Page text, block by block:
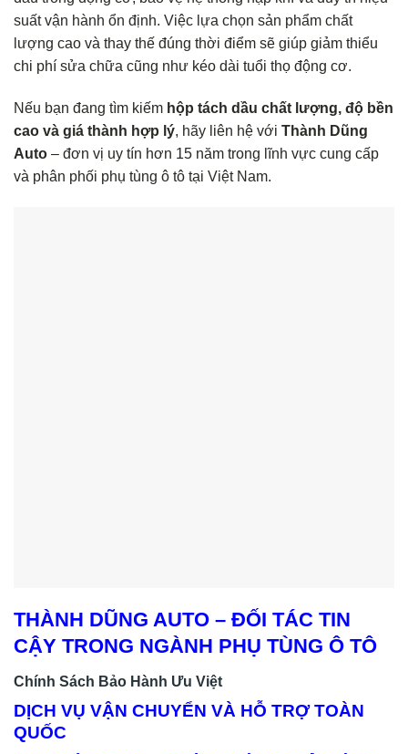
suất vận hành ổn định. Việc lựa chọn sản phẩm chất
lượng cao và thay thế đúng thời điểm sẽ giúp giảm thiểu
chi phí sửa chữa cũng như kéo dài tuổi thọ động cơ.
Nếu bạn đang tìm kiếm hộp tách dầu chất lượng, độ bền
cao và giá thành hợp lý, hãy liên hệ với Thành Dũng
Auto – đơn vị uy tín hơn 15 năm trong lĩnh vực cung cấp
và phân phối phụ tùng ô tô tại Việt Nam.
THÀNH DŨNG AUTO – ĐỐI TÁC TIN
CẬY TRONG NGÀNH PHỤ TÙNG Ô TÔ
Chính Sách Bảo Hành Ưu Việt
DỊCH VỤ VẬN CHUYỂN VÀ HỖ TRỢ TOÀN
QUỐC